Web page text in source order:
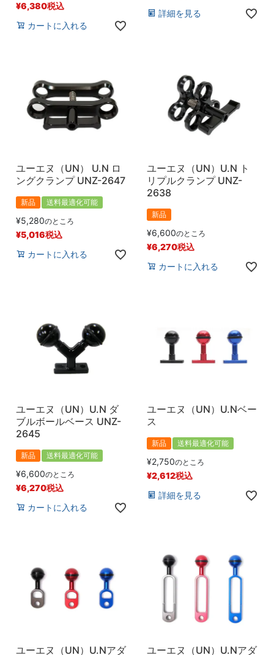
¥6,380税込
カートに入れる
詳細を見る
ユーエヌ（UN） U.N ロ
ングクランプ UNZ-2647
新品 送料最適化可能
¥5,280のところ
¥5,016税込
カートに入れる
ユーエヌ（UN）U.N ト
リプルクランプ UNZ-
2638
新品
¥6,600のところ
¥6,270税込
カートに入れる
ユーエヌ（UN）U.N ダ
ブルボールベース UNZ-
2645
新品 送料最適化可能
¥6,600のところ
¥6,270税込
カートに入れる
ユーエヌ（UN）U.Nベー
ス
新品 送料最適化可能
¥2,750のところ
¥2,612税込
詳細を見る
ユーエヌ（UN）U.Nアダ ユーエヌ（UN）U.Nアダ